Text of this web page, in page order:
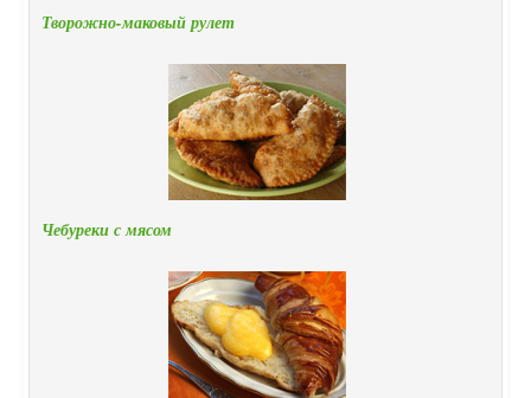
Творожно-маковый рулет
Чебуреки с мясом